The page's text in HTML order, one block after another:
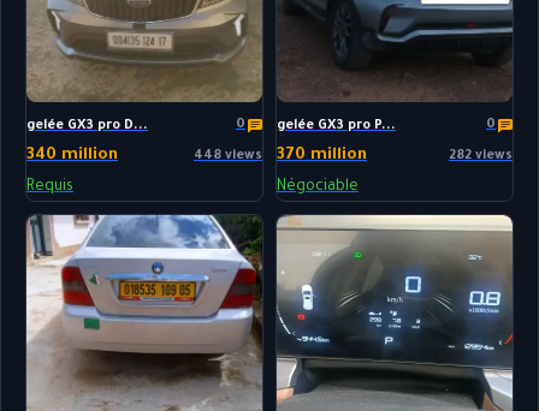
gelée GX3 pro D... 0
340 million 448 views
Requis
gelée GX3 pro P... 0
370 million 282 views
Négociable